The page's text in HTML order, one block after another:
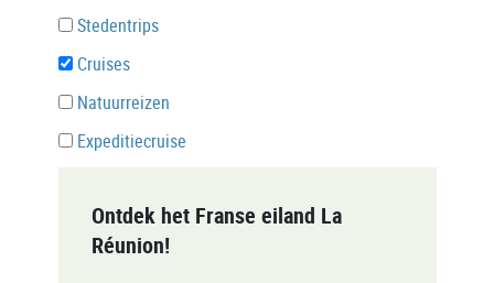
Stedentrips
Cruises
Natuurreizen
Expeditiecruise
Ontdek het Franse eiland La
Réunion!